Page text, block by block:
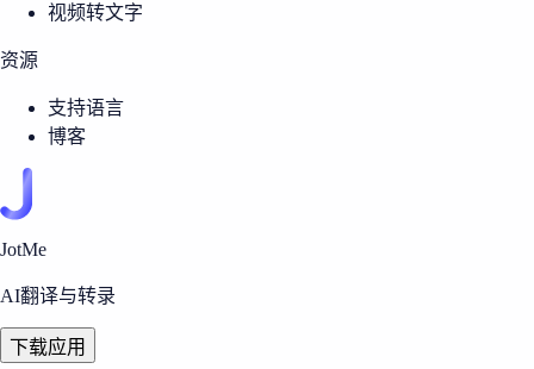
视频转文字
资源
支持语言
博客
JotMe
AI翻译与转录
下载应用